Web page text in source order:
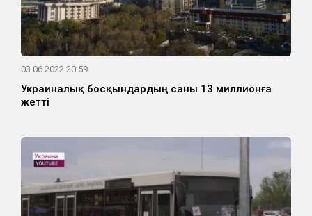
03.06.2022 20:59
Украиналық босқындардың саны 13 миллионға
жетті